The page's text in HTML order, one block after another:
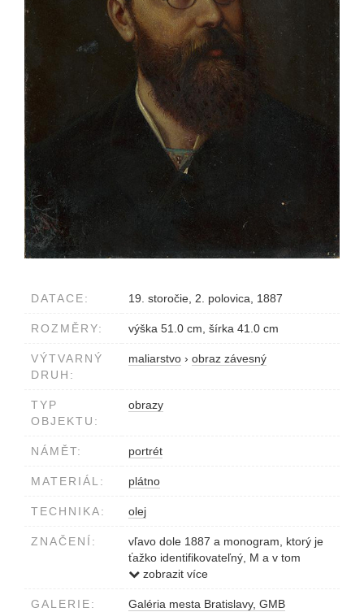
DATACE: 19. storočie, 2. polovica, 1887
ROZMĚRY: výška 51.0 cm, šírka 41.0 cm
VÝTVARNÝ
DRUH:
maliarstvo › obraz závesný
TYP
OBJEKTU:
obrazy
NÁMĚT: portrét
MATERIÁL: plátno
TECHNIKA: olej
ZNAČENÍ:
vľavo dole 1887 a monogram, ktorý je
ťažko identifikovateľný, M a v tom
písmeno E alebo C alebo U ?
zobrazit více
GALERIE: Galéria mesta Bratislavy, GMB